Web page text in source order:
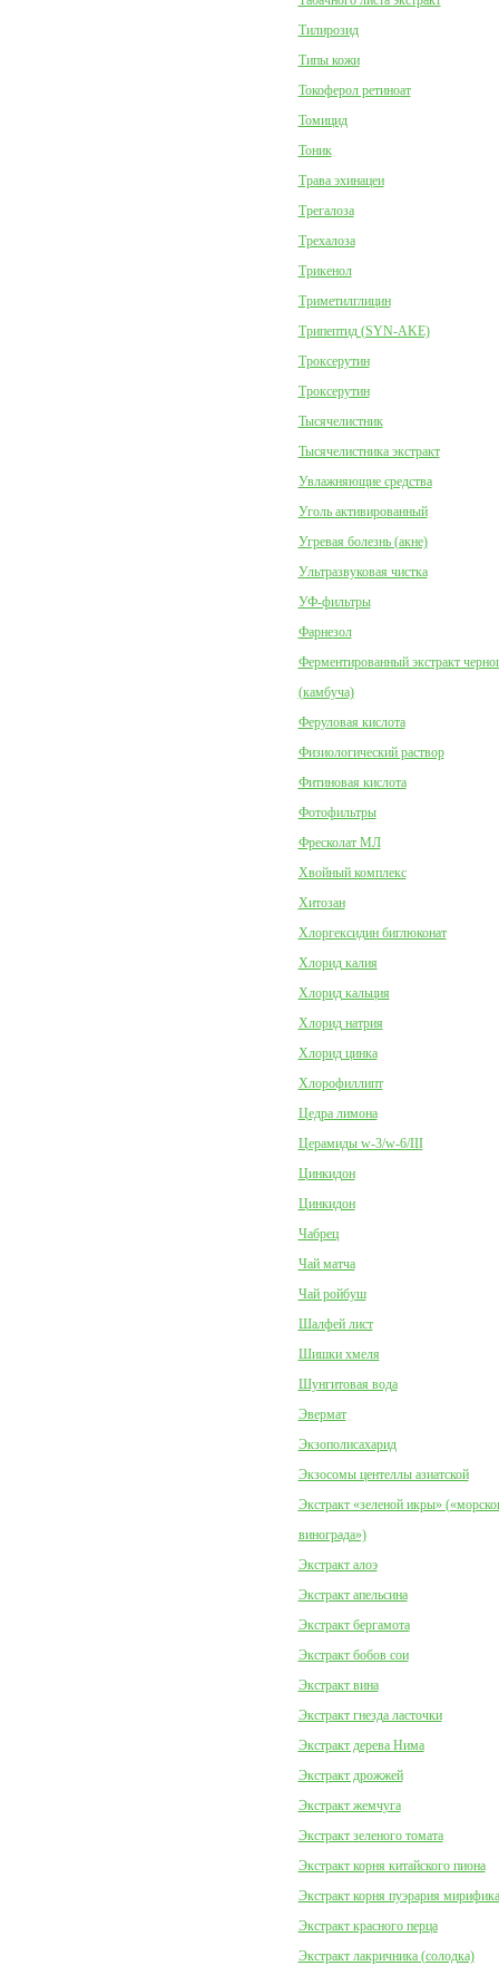
Тилирозид
Типы кожи
Токоферол ретиноат
Томицид
Тоник
Трава эхинацеи
Трегалоза
Трехалоза
Трикенол
Триметилглицин
Трипептид (SYN-AKE)
Троксерутин
Троксерутин
Тысячелистник
Тысячелистника экстракт
Увлажняющие средства
Уголь активированный
Угревая болезнь (акне)
Ультразвуковая чистка
УФ-фильтры
Фарнезол
Ферментированный экстракт
(камбуча)
Феруловая кислота
Физиологический раствор
Фитиновая кислота
Фотофильтры
Фресколат МЛ
Хвойный комплекс
Хитозан
Хлоргексидин биглюконат
Хлорид калия
Хлорид кальция
Хлорид натрия
Хлорид цинка
Хлорофиллипт
Цедра лимона
Церамиды w-3/w-6/III
Цинкидон
Цинкидон
Чабрец
Чай матча
Чай ройбуш
Шалфей лист
Шишки хмеля
Шунгитовая вода
Эвермат
Экзополисахарид
Экзосомы центеллы азиатской
Экстракт «зеленой икры»
винограда»)
Экстракт алоэ
Экстракт апельсина
Экстракт бергамота
Экстракт бобов сои
Экстракт вина
Экстракт гнезда ласточки
Экстракт дерева Нима
Экстракт дрожжей
Экстракт жемчуга
Экстракт зеленого томата
Экстракт корня китайского пиона
Экстракт корня пуэрария мирифика
Экстракт красного перца
Экстракт лакричника (солодка)